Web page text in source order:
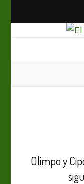
Olimpo y